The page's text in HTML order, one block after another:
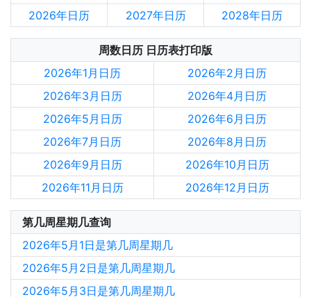
2026年日历
2027年日历 2028年日历
周数日历 日历表打印版
2026年1月日历
2026年2月日历
2026年3月日历
2026年4月日历
2026年5月日历
2026年6月日历
2026年7月日历
2026年8月日历
2026年9月日历
2026年10月日历
2026年11月日历
2026年12月日历
第几周星期几查询
2026年5月1日是第几周星期几
2026年5月2日是第几周星期几
2026年5月3日是第几周星期几